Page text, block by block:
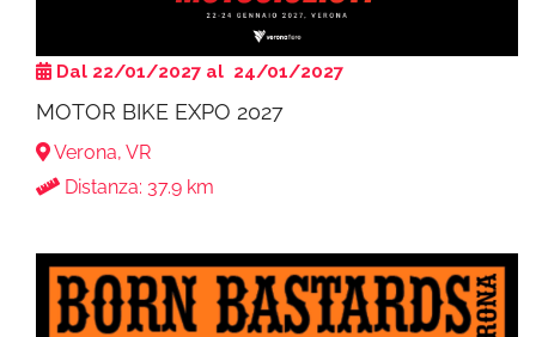
Dal 22/01/2027 al 24/01/2027
MOTOR BIKE EXPO 2027
Verona, VR
Distanza: 37.9 km